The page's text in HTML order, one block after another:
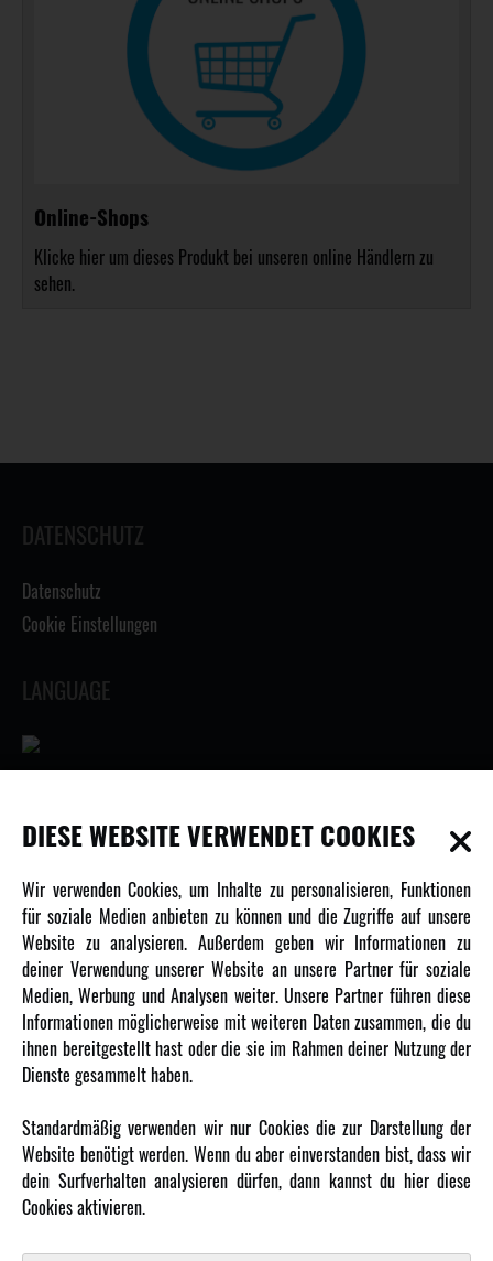
Online-Shops
Klicke hier um dieses Produkt bei unseren online Händlern zu
sehen.
DATENSCHUTZ
Datenschutz
Cookie Einstellungen
LANGUAGE
INFORMATIONEN
Newsletter
Über uns
Karriere
Amewi Kataloge
MEHR VON AMEWI
Amewi Construction - Nutzfahrzeuge
Malinos - Die kreative Seite von Amewi
Werden Sie Amewi Händler
DIESE WEBSITE VERWENDET COOKIES
Wir verwenden Cookies, um Inhalte zu personalisieren, Funktionen
für soziale Medien anbieten zu können und die Zugriffe auf unsere
Website zu analysieren. Außerdem geben wir Informationen zu
deiner Verwendung unserer Website an unsere Partner für soziale
Medien, Werbung und Analysen weiter. Unsere Partner führen diese
Informationen möglicherweise mit weiteren Daten zusammen, die du
ihnen bereitgestellt hast oder die sie im Rahmen deiner Nutzung der
Dienste gesammelt haben.
Standardmäßig verwenden wir nur Cookies die zur Darstellung der
Website benötigt werden. Wenn du aber einverstanden bist, dass wir
dein Surfverhalten analysieren dürfen, dann kannst du hier diese
Cookies aktivieren.